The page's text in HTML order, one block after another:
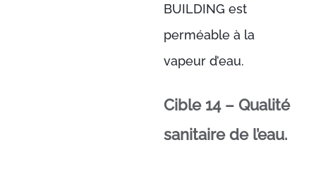
BUILDING est
perméable à la
vapeur d’eau.
Cible 14 – Qualité
sanitaire de l’eau.